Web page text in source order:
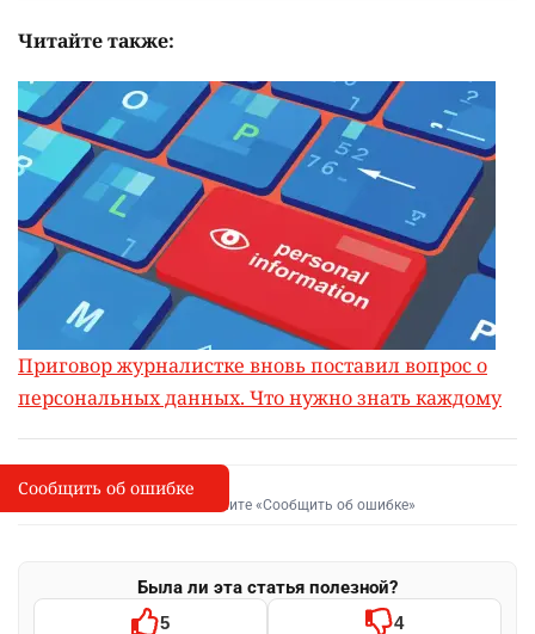
Читайте также:
Приговор журналистке вновь поставил вопрос о
персональных данных. Что нужно знать каждому
I
Сообщить об опечатке
Выделите фрагмент и нажмите «Сообщить об ошибке»
Была ли эта статья полезной?
5 4
Сообщить об ошибке